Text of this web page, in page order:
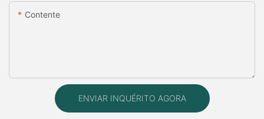
Contente
ENVIAR INQUÉRITO AGORA